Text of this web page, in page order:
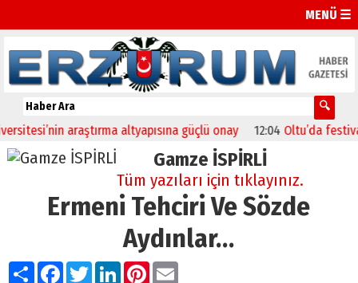
MENÜ ☰
araştırma altyapısına güçlü onay 12:04 Oltu’da festival
Gamze İSPİRLİ
Tüm yazıları için tıklayınız.
Ermeni Tehciri Ve Sözde
Aydınlar…
PaylaşFacebook
TwitterLinkedIn
Pinterest
Email